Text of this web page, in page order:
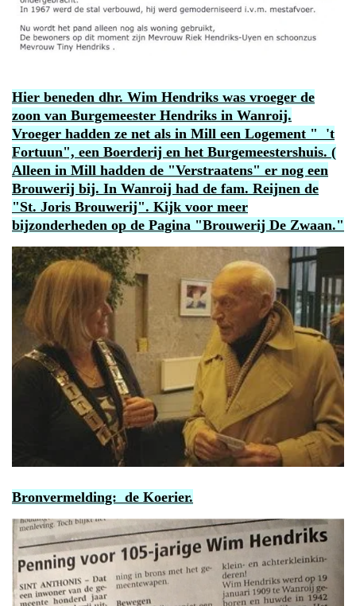
Hier beneden dhr. Wim Hendriks was vroeger de
zoon van Burgemeester Hendriks in Wanroij.
Vroeger hadden ze net als in Mill een Logement " 't
Fortuun", een Boerderij en het Burgemeestershuis. (
Alleen in Mill hadden de "Verstraatens" er nog een
Brouwerij bij. In Wanroij had de fam. Reijnen de
"St. Joris Brouwerij". Kijk voor meer
bijzonderheden op de Pagina "Brouwerij De Zwaan."
Bronvermelding: de Koerier.